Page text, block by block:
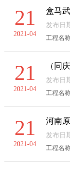
21
2021-04
盒马
发布日
21
2021-04
发布日
21
2021-04
河南
发布日